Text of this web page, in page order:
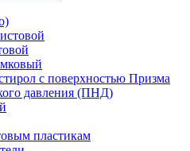
с поверхностью Призма
давления (ПНД)
пластикам